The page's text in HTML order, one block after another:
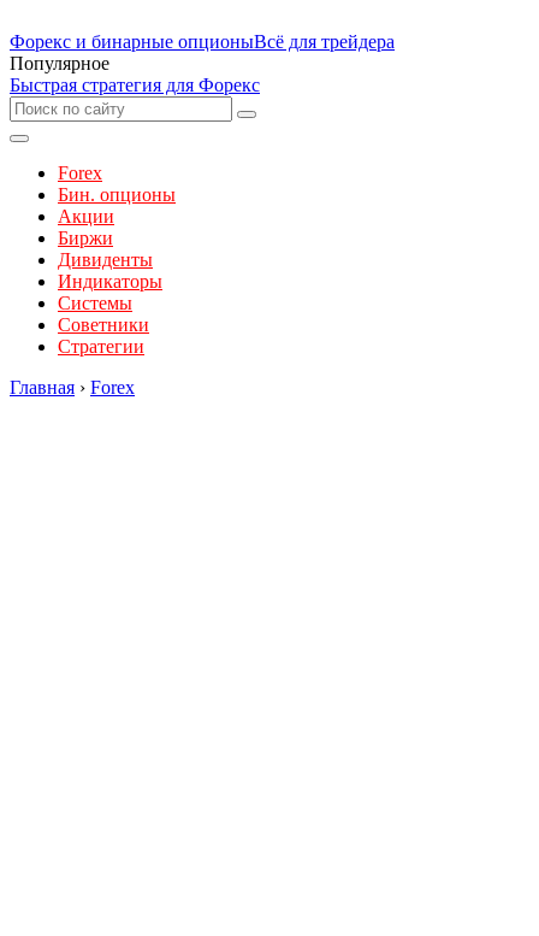
Форекс и бинарные опционыВсё для трейдера
Популярное
Быстрая стратегия для Форекс
Forex
Бин. опционы
Акции
Биржи
Дивиденты
Индикаторы
Системы
Советники
Стратегии
Главная › Forex